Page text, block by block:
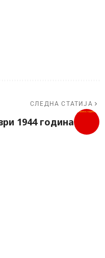
СЛЕДНА СТАТИЈА
1944 година